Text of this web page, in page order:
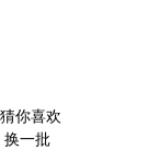
猜你喜欢
换一批